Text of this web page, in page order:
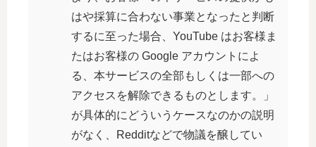
はや採算に合わない事業となったと判断
するに至った場合、YouTube はお客様ま
たはお客様の Google アカウントによ
る、本サービスの全部もしくは一部への
アクセスを解除できるものとします。」
が具体的にどういうケースなのかの説明
がなく、Redditなどで物議を醸してい